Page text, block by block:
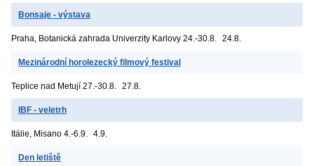
Bonsaje - výstava
Praha, Botanická zahrada Univerzity Karlovy 24.-30.8. 24.8.
Mezinárodní horolezecký filmový festival
Teplice nad Metují 27.-30.8. 27.8.
IBF - veletrh
Itálie, Misano 4.-6.9. 4.9.
Den letiště